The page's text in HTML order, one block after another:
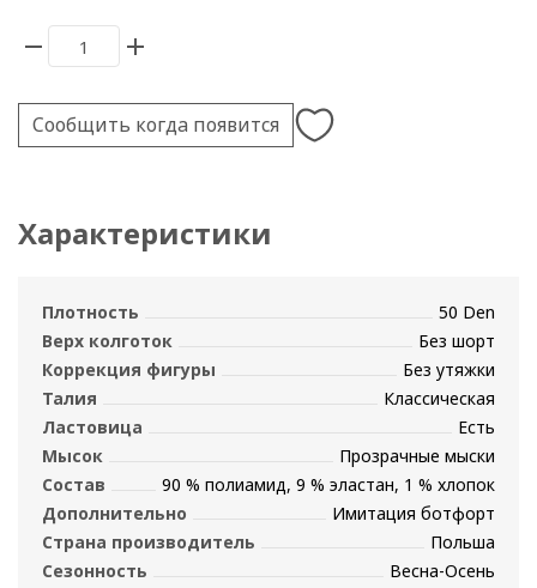
Сообщить когда появится
Характеристики
Плотность
50 Den
Верх колготок
Без шорт
Коррекция фигуры
Без утяжки
Талия
Классическая
Ластовица
Есть
Мысок
Прозрачные мыски
Состав
90 % полиамид, 9 % эластан, 1 % хлопок
Дополнительно
Имитация ботфорт
Страна производитель
Польша
Сезонность
Весна-Осень